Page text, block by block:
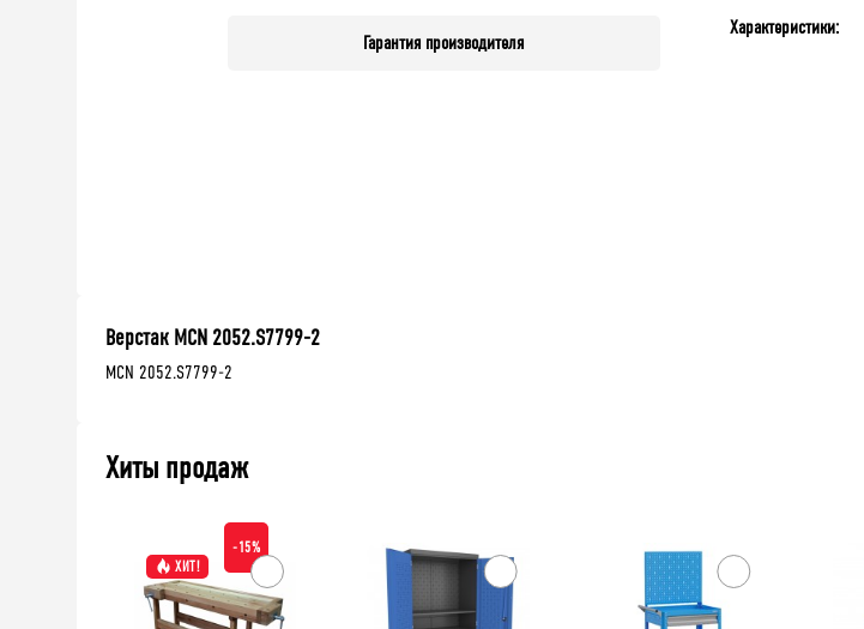
Гарантия производителя
Характеристики:
Верстак MCN 2052.S7799-2
MCN 2052.S7799-2
Хиты продаж
ХИТ!
-15%